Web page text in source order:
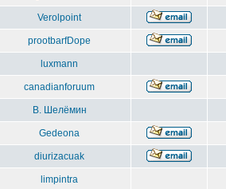
Verolpoint
prootbarfDope
luxmann
canadianforuum
В. Шелёмин
Gedeona
diurizacuak
limpintra